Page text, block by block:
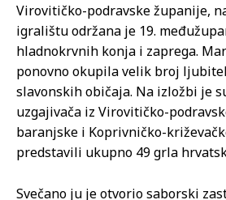
Virovitičko-podravske županije,
igralištu održana je 19.
hladnokrvnih konja i zaprega.
ponovno okupila velik broj
slavonskih običaja. Na izložbi je
uzgajivača iz Virovitičko-
baranjske i Koprivničko-
predstavili ukupno 49 grla
Svečano ju je otvorio saborski